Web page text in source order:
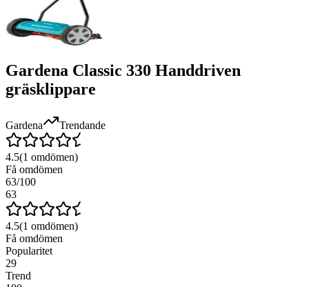
Gardena Classic 330 Handdriven
gräsklippare
Gardena Trendande
4.5(1 omdömen)
Få omdömen
63/100
63
4.5(1 omdömen)
Få omdömen
Popularitet
29
Trend